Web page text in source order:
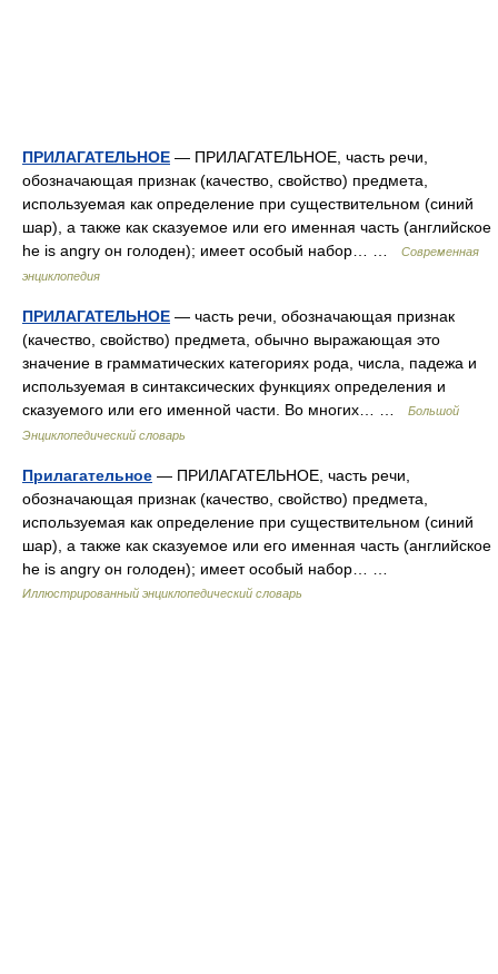
ПРИЛАГАТЕЛЬНОЕ — ПРИЛАГАТЕЛЬНОЕ, часть речи,
обозначающая признак (качество, свойство) предмета,
используемая как определение при существительном (синий
шар), а также как сказуемое или его именная часть (английское
he is angry он голоден); имеет особый набор… …
Современная
энциклопедия
ПРИЛАГАТЕЛЬНОЕ — часть речи, обозначающая признак
(качество, свойство) предмета, обычно выражающая это
значение в грамматических категориях рода, числа, падежа и
используемая в синтаксических функциях определения и
сказуемого или его именной части. Во многих… …
Большой
Энциклопедический словарь
Прилагательное — ПРИЛАГАТЕЛЬНОЕ, часть речи,
обозначающая признак (качество, свойство) предмета,
используемая как определение при существительном (синий
шар), а также как сказуемое или его именная часть (английское
he is angry он голоден); имеет особый набор… …
Иллюстрированный энциклопедический словарь